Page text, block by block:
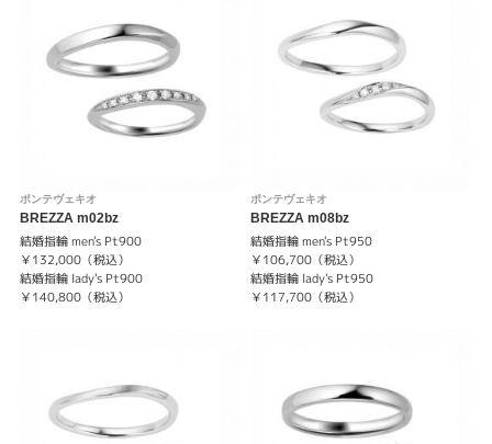
ポンテヴェキオ
BREZZA m02bz
結婚指輪 men's Pt900
￥132,000（税込）
結婚指輪 lady's Pt900
￥140,800（税込）
ポンテヴェキオ
BREZZA m08bz
結婚指輪 men's Pt950
￥106,700（税込）
結婚指輪 lady's Pt950
￥117,700（税込）